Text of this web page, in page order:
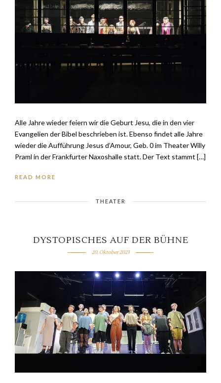
Alle Jahre wieder feiern wir die Geburt Jesu, die in den vier
Evangelien der Bibel beschrieben ist. Ebenso findet alle Jahre
wieder die Aufführung Jesus d’Amour, Geb. 0 im Theater Willy
Praml in der Frankfurter Naxoshalle statt. Der Text stammt […]
READ MORE
THEATER
DYSTOPISCHES AUF DER BÜHNE
20. Oktober 2023